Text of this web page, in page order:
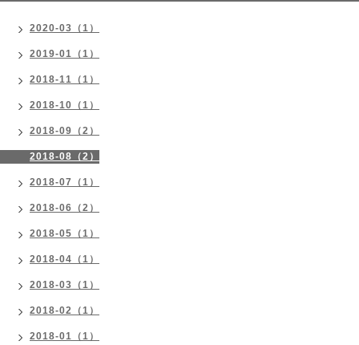
2020-03（1）
2019-01（1）
2018-11（1）
2018-10（1）
2018-09（2）
2018-08（2）
2018-07（1）
2018-06（2）
2018-05（1）
2018-04（1）
2018-03（1）
2018-02（1）
2018-01（1）